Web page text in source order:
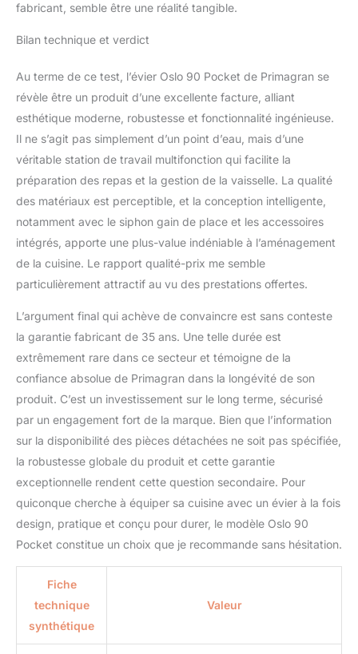
fabricant, semble être une réalité tangible.
Bilan technique et verdict
Au terme de ce test, l’évier Oslo 90 Pocket de Primagran se
révèle être un produit d’une excellente facture, alliant
esthétique moderne, robustesse et fonctionnalité ingénieuse.
Il ne s’agit pas simplement d’un point d’eau, mais d’une
véritable station de travail multifonction qui facilite la
préparation des repas et la gestion de la vaisselle. La qualité
des matériaux est perceptible, et la conception intelligente,
notamment avec le siphon gain de place et les accessoires
intégrés, apporte une plus-value indéniable à l’aménagement
de la cuisine. Le rapport qualité-prix me semble
particulièrement attractif au vu des prestations offertes.
L’argument final qui achève de convaincre est sans conteste
la garantie fabricant de 35 ans. Une telle durée est
extrêmement rare dans ce secteur et témoigne de la
confiance absolue de Primagran dans la longévité de son
produit. C’est un investissement sur le long terme, sécurisé
par un engagement fort de la marque. Bien que l’information
sur la disponibilité des pièces détachées ne soit pas spécifiée,
la robustesse globale du produit et cette garantie
exceptionnelle rendent cette question secondaire. Pour
quiconque cherche à équiper sa cuisine avec un évier à la fois
design, pratique et conçu pour durer, le modèle Oslo 90
Pocket constitue un choix que je recommande sans hésitation.
Fiche
technique
synthétique
Valeur